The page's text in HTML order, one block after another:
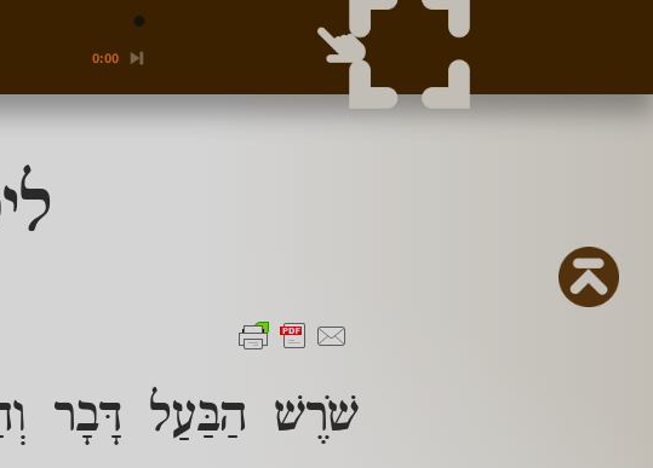
שֹׁרֶשׁ הַבַּעַל דָּבָר
0:00